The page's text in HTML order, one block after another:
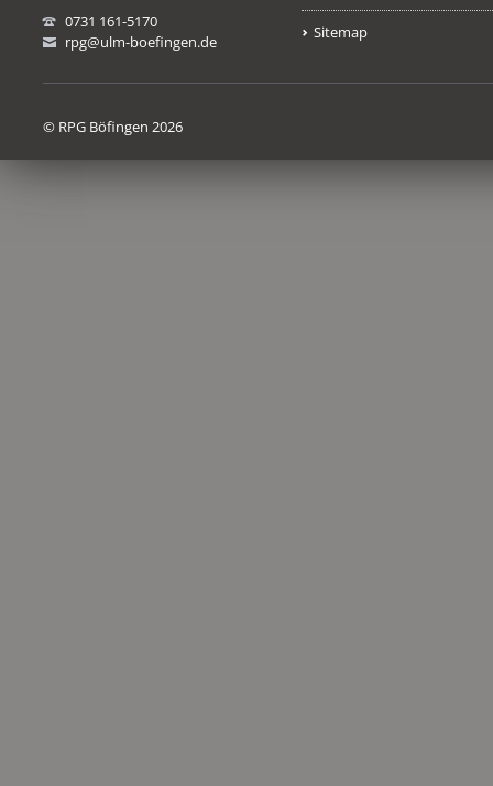
0731 161-5170
rpg@ulm-boefingen.de
Sitemap
© RPG Böfingen 2026